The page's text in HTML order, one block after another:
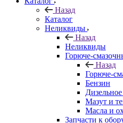
Назад
Каталог
Неликвиды
Назад
Неликвиды
Горюче-
Назад
Горюче-
Бензин
Мазут и
Масла и
Запчасти к